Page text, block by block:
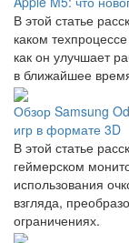
В этой статье
каком
как он улучшает
в ближайшее
Обзор Samsung
игр в формате 3D
В этой статье
геймерском
использования
взгляда,
ограничениях.